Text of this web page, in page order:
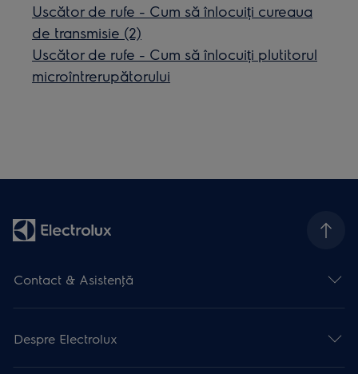
Uscător de rufe - Cum să înlocuiți cureaua
de transmisie (2)
Uscător de rufe - Cum să înlocuiți plutitorul
microîntrerupătorului
Contact & Asistenţă
Despre Electrolux